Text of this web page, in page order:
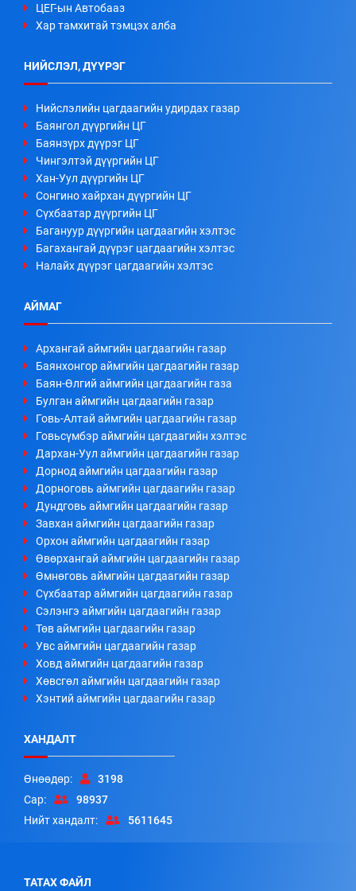
ЦЕГ-ын Автобааз
Хар тамхитай тэмцэх алба
НИЙСЛЭЛ, ДҮҮРЭГ
Нийслэлийн цагдаагийн удирдах газар
Баянгол дүүргийн ЦГ
Баянзүрх дүүрэг ЦГ
Чингэлтэй дүүргийн ЦГ
Хан-Уул дүүргийн ЦГ
Сонгино хайрхан дүүргийн ЦГ
Сүхбаатар дүүргийн ЦГ
Багануур дүүргийн цагдаагийн хэлтэс
Багахангай дүүрэг цагдаагийн хэлтэс
Налайх дүүрэг цагдаагийн хэлтэс
АЙМАГ
Архангай аймгийн цагдаагийн газар
Баянхонгор аймгийн цагдаагийн газар
Баян-Өлгий аймгийн цагдаагийн газа
Булган аймгийн цагдаагийн газар
Говь-Алтай аймгийн цагдаагийн газар
Говьсүмбэр аймгийн цагдаагийн хэлтэс
Дархан-Уул аймгийн цагдаагийн газар
Дорнод аймгийн цагдаагийн газар
Дорноговь аймгийн цагдаагийн газар
Дундговь аймгийн цагдаагийн газар
Завхан аймгийн цагдаагийн газар
Орхон аймгийн цагдаагийн газар
Өвөрхангай аймгийн цагдаагийн газар
Өмнөговь аймгийн цагдаагийн газар
Сүхбаатар аймгийн цагдаагийн газар
Сэлэнгэ аймгийн цагдаагийн газар
Төв аймгийн цагдаагийн газар
Увс аймгийн цагдаагийн газар
Ховд аймгийн цагдаагийн газар
Хөвсгөл аймгийн цагдаагийн газар
Хэнтий аймгийн цагдаагийн газар
ХАНДАЛТ
Өнөөдөр:
3198
Сар:
98937
Нийт хандалт:
5611645
ТАТАХ ФАЙЛ